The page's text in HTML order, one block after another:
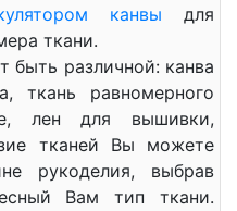
канвы для
ткани.
быть различной: канва
ткань равномерного
лен для вышивки,
тканей Вы можете
рукоделия, выбрав
Вам тип ткани.